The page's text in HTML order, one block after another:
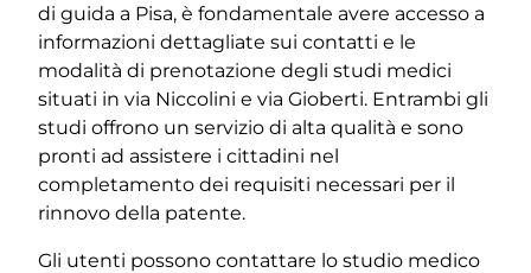
di guida a Pisa, è fondamentale avere accesso a
informazioni dettagliate sui contatti e le
modalità di prenotazione degli studi medici
situati in via Niccolini e via Gioberti. Entrambi gli
studi offrono un servizio di alta qualità e sono
pronti ad assistere i cittadini nel
completamento dei requisiti necessari per il
rinnovo della patente.
Gli utenti possono contattare lo studio medico